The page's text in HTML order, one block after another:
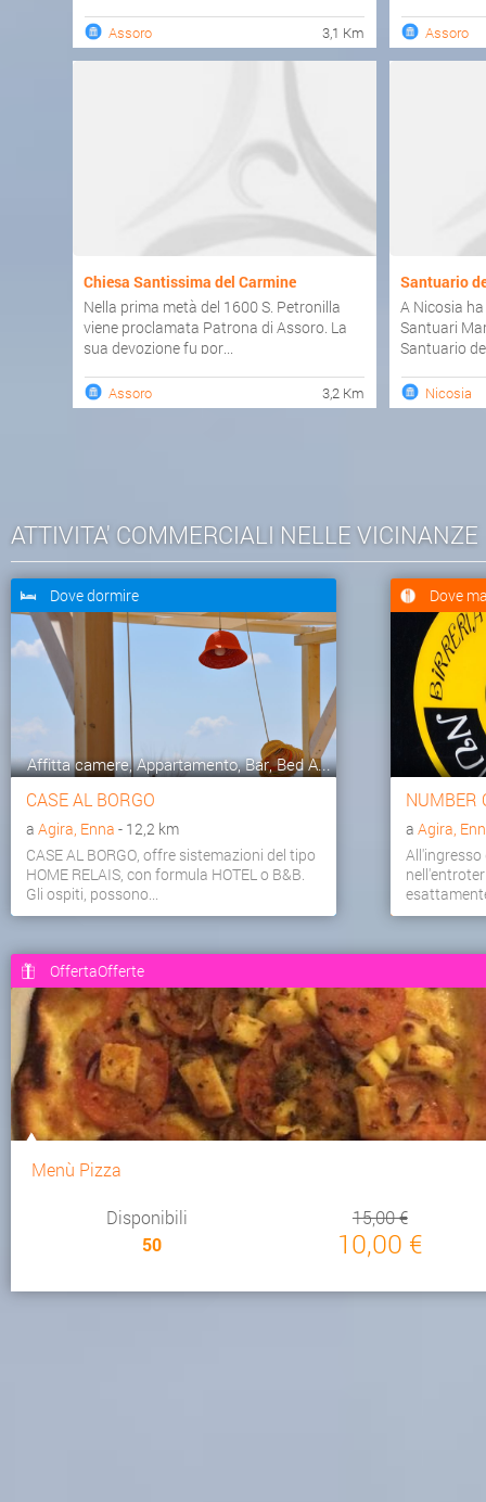
Assoro 3,1 Km Assoro
Chiesa Santissima del Carmine
Nella prima metà del 1600 S. Petronilla
viene proclamata Patrona di Assoro. La
sua devozione fu por...
Assoro 3,2 Km
Santuario
A Nicosia
Santuari
Santuario
Nicosia
ATTIVITA' COMMERCIALI NELLE VICINANZE
Dove dormire
Affitta camere, Appartamento, Bar, Bed A...
CASE AL BORGO
a Agira, Enna - 12,2 km
CASE AL BORGO, offre sistemazioni del tipo
HOME RELAIS, con formula HOTEL o B&B.
Gli ospiti, possono...
Dove
NUMBER
a Agira,
All'ingresso
OffertaOfferte
Menù Pizza
Disponibili
50
15,00 €
10,00 €